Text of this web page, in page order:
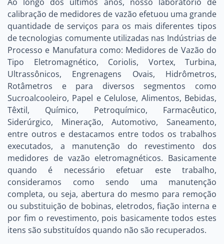
calibração de medidores de vazão efetuou uma grande
quantidade de serviços para os mais diferentes tipos
de tecnologias comumente utilizadas nas Indústrias de
Processo e Manufatura como: Medidores de Vazão do
Tipo Eletromagnético, Coriolis, Vortex, Turbina,
Ultrassônicos, Engrenagens Ovais, Hidrômetros,
Rotâmetros e para diversos segmentos como
Sucroalcooleiro, Papel e Celulose, Alimentos, Bebidas,
Têxtil, Químico, Petroquímico, Farmacêutico,
Siderúrgico, Mineração, Automotivo, Saneamento,
entre outros e destacamos entre todos os trabalhos
executados, a manutenção do revestimento dos
medidores de vazão eletromagnéticos. Basicamente
quando é necessário efetuar este trabalho,
consideramos como sendo uma manutenção
completa, ou seja, abertura do mesmo para remoção
ou substituição de bobinas, eletrodos, fiação interna e
por fim o revestimento, pois basicamente todos estes
itens são substituídos quando não são recuperados.